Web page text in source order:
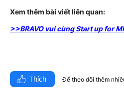
Xem thêm bài viết liên quan:
>>BRAVO vui cùng Start up for
Thích Để theo dõi thêm